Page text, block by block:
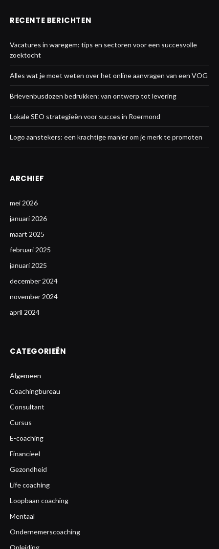
RECENTE BERICHTEN
Vacatures in waregem: tips en sectoren voor een succesvolle
zoektocht
Alles wat je moet weten over het online aanvragen van een VOG
Brievenbusdozen bedrukken: van ontwerp tot levering
Lokale SEO strategieën voor succes in Roermond
Logo aanstekers: een krachtige manier om je merk te promoten
ARCHIEF
mei 2026
januari 2026
maart 2025
februari 2025
januari 2025
december 2024
november 2024
april 2024
CATEGORIEËN
Algemeen
Coachingbureau
Consultant
Cursus
E-coaching
Financieel
Gezondheid
Life coaching
Loopbaan coaching
Mentaal
Ondernemerscoaching
Opleiding